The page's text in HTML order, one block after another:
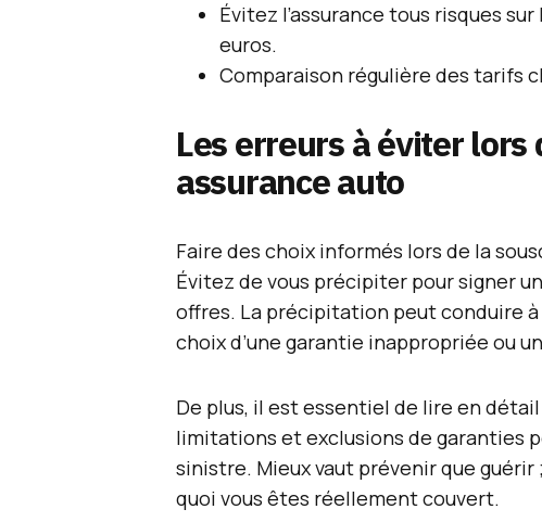
Évitez l’assurance tous risques
euros.
Comparaison régulière des tarifs
Les erreurs à éviter lors
assurance auto
Faire des choix informés lors de la
Évitez de vous précipiter pour signer
offres. La précipitation peut conduire
choix d’une garantie inappropriée ou
De plus, il est essentiel de lire en
limitations et exclusions de garanties
sinistre. Mieux vaut prévenir que
quoi vous êtes réellement couvert.